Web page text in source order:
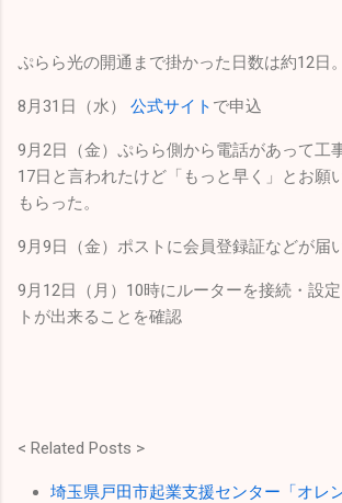
ぷらら光の開通まで掛かった日数は約12日
8月31日（水） 公式サイト で申込
9月2日（金）ぷらら側から電話があって工
17日と言われたけど「もっと早く」とお願
もらった。
9月9日（金）ポストに会員登録証などが届
9月12日（月）10時にルーターを接続・設
トが出来ることを確認
< Related Posts >
埼玉県戸田市起業支援センター「オレ